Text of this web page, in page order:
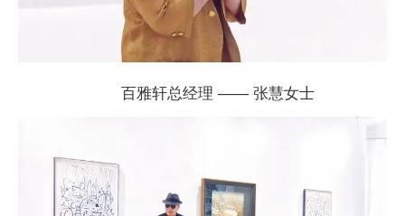
百雅轩总经理 —— 张慧女士